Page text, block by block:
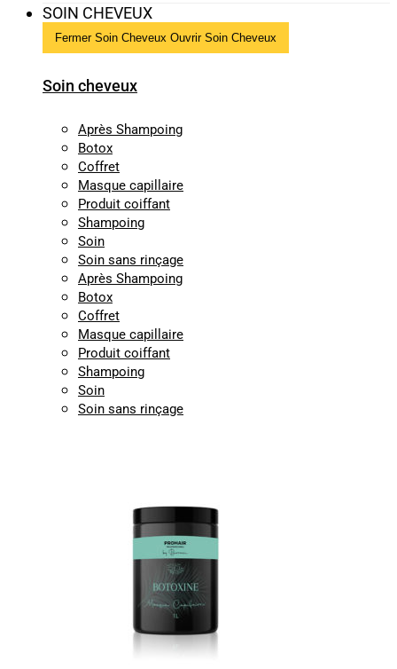
SOIN CHEVEUX
Fermer Soin Cheveux Ouvrir Soin Cheveux
Soin cheveux
Après Shampoing
Botox
Coffret
Masque capillaire
Produit coiffant
Shampoing
Soin
Soin sans rinçage
Après Shampoing
Botox
Coffret
Masque capillaire
Produit coiffant
Shampoing
Soin
Soin sans rinçage